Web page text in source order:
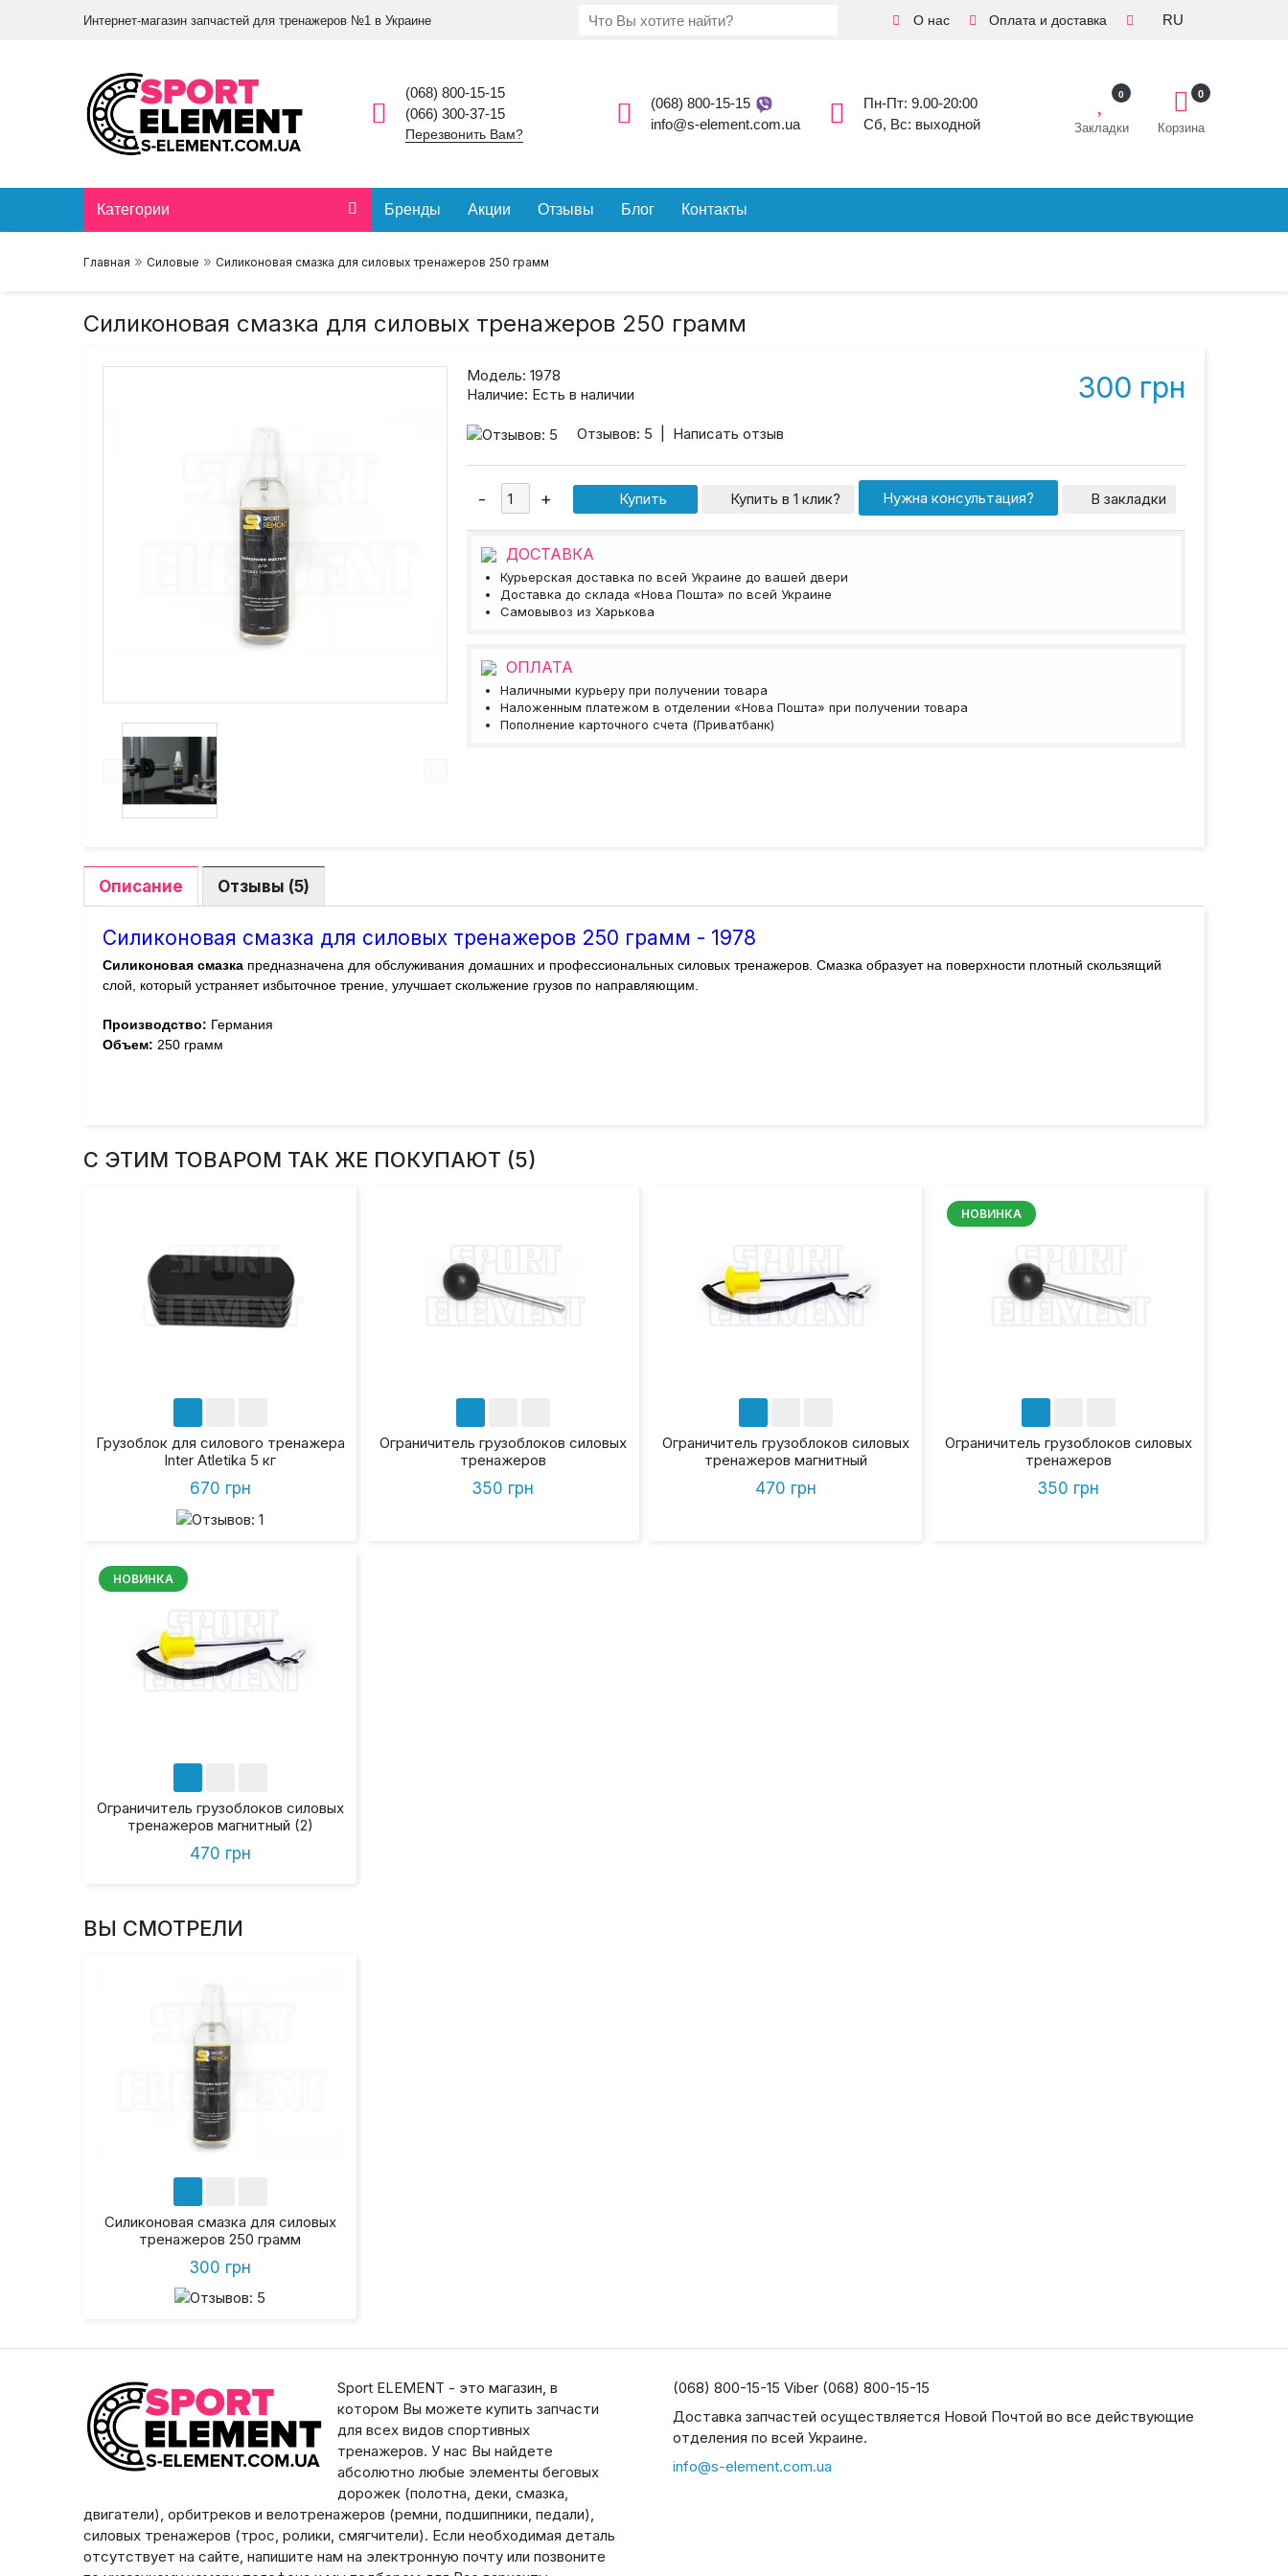
Интернет-магазин запчастей для тренажеров №1 в Украине О нас Оплата и доставка RU
(068) 800-15-15
(066) 300-37-15
Перезвонить Вам?
(068) 800-15-15
info@s-element.com.ua
Пн-Пт: 9.00-20:00
Сб, Вс: выходной
Закладки
0
Корзина
0
Категории Бренды Акции Отзывы Блог Контакты
Главная » Силовые » Силиконовая смазка для силовых тренажеров 250 грамм
Силиконовая смазка для силовых тренажеров 250 грамм
300 грн
Модель: 1978
Наличие: Есть в наличии
Отзывов: 5 Написать отзыв
Купить в 1 клик? Нужна консультация? В закладки
ДОСТАВКА
Курьерская доставка по всей Украине до вашей двери
Доставка до склада «Нова Пошта» по всей Украине
Самовывоз из Харькова
ОПЛАТА
Наличными курьеру при получении товара
Наложенным платежом в отделении «Нова Пошта» при получении товара
Пополнение карточного счета (Приватбанк)
Описание Отзывы (5)
Силиконовая смазка для силовых тренажеров 250 грамм - 1978
Силиконовая смазка предназначена для обслуживания домашних и профессиональных силовых тренажеров. Смазка образует на поверхности плотный скользящий
слой, который устраняет избыточное трение, улучшает скольжение грузов по направляющим.
Производство: Германия
Объем: 250 грамм
С ЭТИМ ТОВАРОМ ТАК ЖЕ ПОКУПАЮТ (5)
Грузоблок для силового тренажера
Inter Atletika 5 кг
670 грн
Ограничитель грузоблоков силовых
тренажеров
350 грн
Ограничитель грузоблоков силовых
тренажеров магнитный
470 грн
НОВИНКА
Ограничитель грузоблоков силовых
тренажеров
350 грн
НОВИНКА
Ограничитель грузоблоков силовых
тренажеров магнитный (2)
470 грн
ВЫ СМОТРЕЛИ
Силиконовая смазка для силовых
тренажеров 250 грамм
300 грн
Sport ELEMENT - это магазин, в
котором Вы можете купить запчасти
для всех видов спортивных
тренажеров. У нас Вы найдете
абсолютно любые элементы беговых
дорожек (полотна, деки, смазка,
двигатели), орбитреков и велотренажеров (ремни, подшипники, педали),
силовых тренажеров (трос, ролики, смягчители). Если необходимая деталь
отсутствует на сайте, напишите нам на электронную почту или позвоните
(068) 800-15-15 Viber (068) 800-15-15
Доставка запчастей осуществляется Новой Почтой во все действующие
отделения по всей Украине.
info@s-element.com.ua